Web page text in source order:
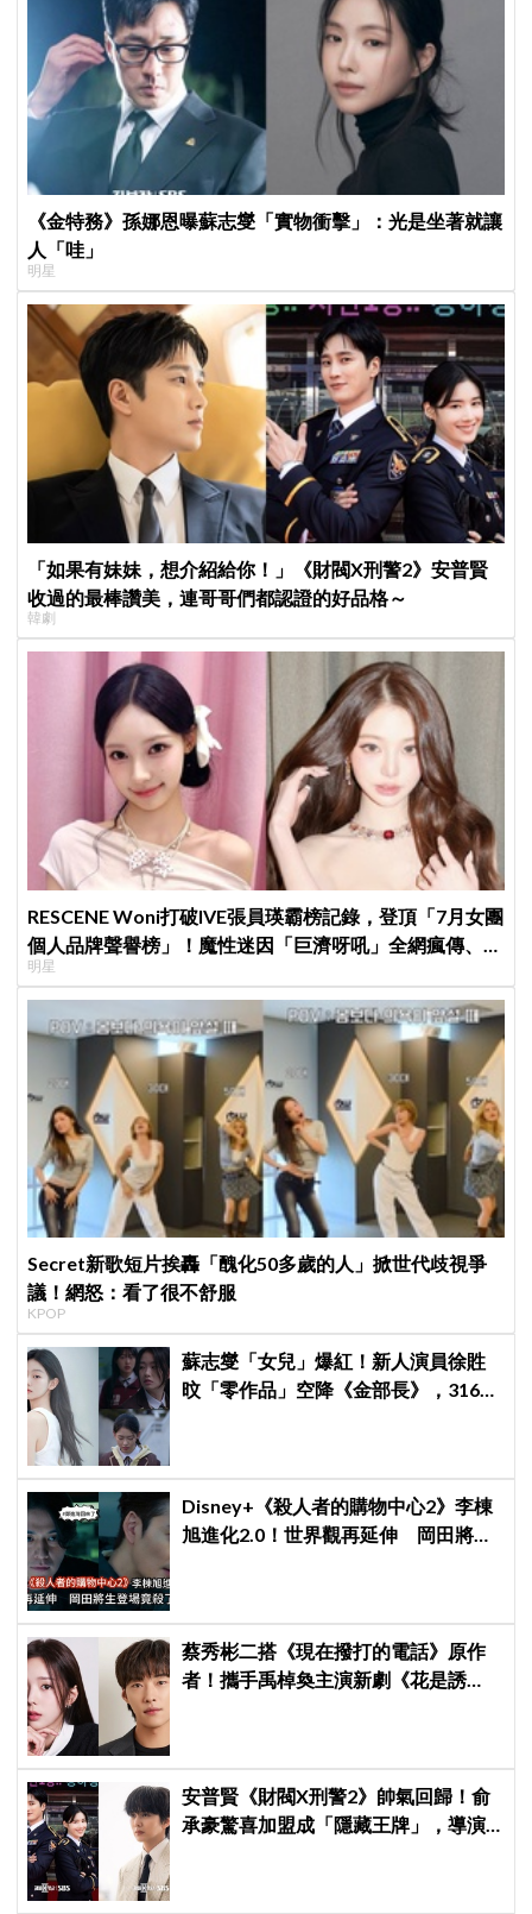
《金特務》孫娜恩曝蘇志燮「實物衝擊」：光是坐著就讓
人「哇」
明星
「如果有妹妹，想介紹給你！」《財閥X刑警2》安普賢
收過的最棒讚美，連哥哥們都認證的好品格～
韓劇
RESCENE Woni打破IVE張員瑛霸榜記錄，登頂「7月女團
個人品牌聲譽榜」！魔性迷因「巨濟呀吼」全網瘋傳、逆
襲Melon第一
明星
Secret新歌短片挨轟「醜化50多歲的人」掀世代歧視爭
議！網怒：看了很不舒服
KPOP
蘇志燮「女兒」爆紅！新人演員徐貹
旼「零作品」空降《金部長》，316萬
Disney+《殺人者的購物中心2》李棟
旭進化2.0！世界觀再延伸 岡田將生
蔡秀彬二搭《現在撥打的電話》原作
者！攜手禹棹奐主演新劇《花是誘
安普賢《財閥X刑警2》帥氣回歸！俞
承豪驚喜加盟成「隱藏王牌」，導演